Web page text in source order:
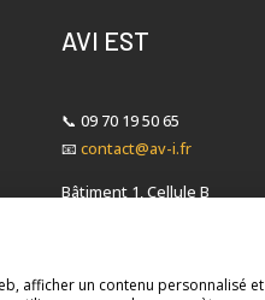
AVI EST
📞09 70 19 50 65
📧contact@av-i.fr
Bâtiment 1, Cellule B
57280 Fèves
afficher un contenu personnalisé et